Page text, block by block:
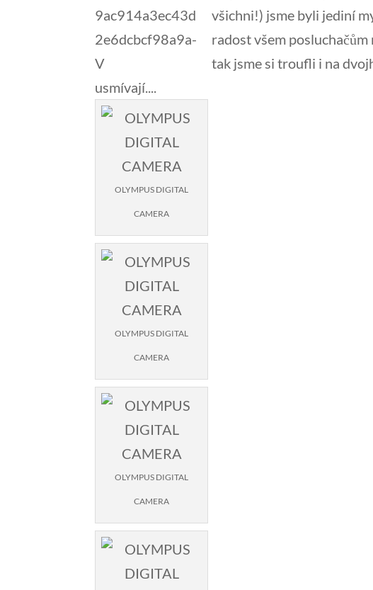
všichni!) jsme byli jediní
radost všem posluchačům
tak jsme si troufli i na
usmívají....
OLYMPUS DIGITAL
CAMERA
OLYMPUS DIGITAL
CAMERA
OLYMPUS DIGITAL
CAMERA